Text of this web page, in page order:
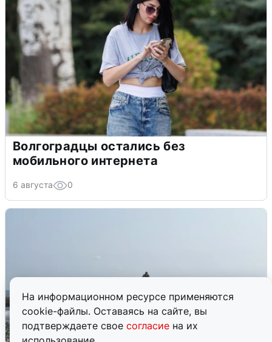
На информационном ресурсе применяются
cookie-файлы. Оставаясь на сайте, вы
подтверждаете свое согласие на их
Волгоградцы остались без
мобильного интернета
6 августа 0